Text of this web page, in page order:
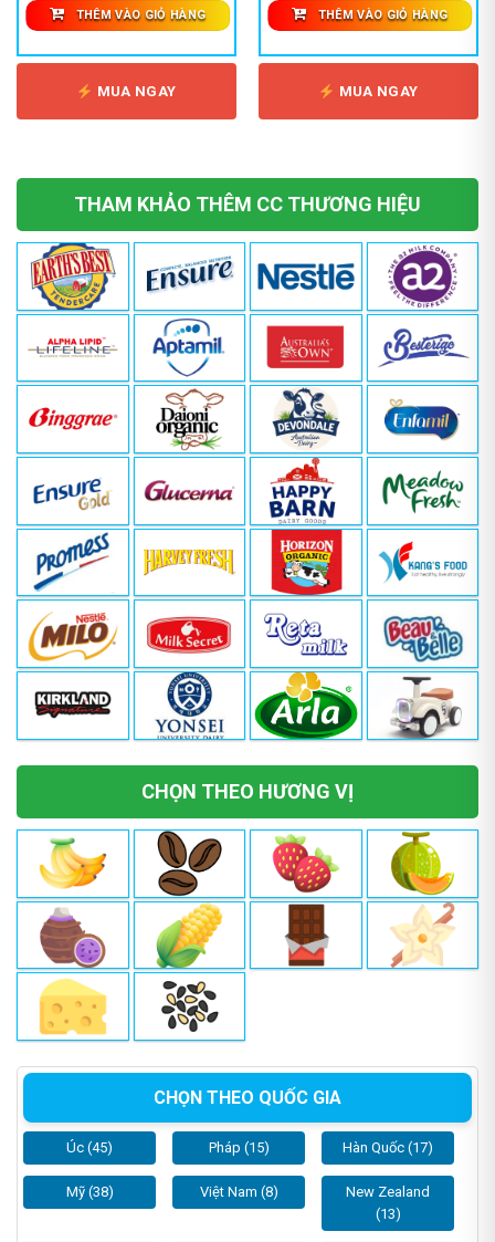
THÊM VÀO GIỎ HÀNG
MUA NGAY
THÊM VÀO GIỎ HÀNG
MUA NGAY
THAM KHẢO THÊM CC THƯƠNG HIỆU
CHỌN THEO HƯƠNG VỊ
CHỌN THEO QUỐC GIA
Úc (45) Pháp (15) Hàn Quốc (17)
Mỹ (38) Việt Nam (8)
New Zealand
(13)